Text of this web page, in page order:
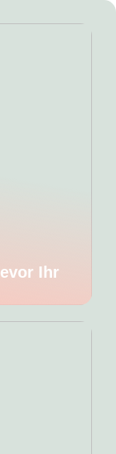
Ihr